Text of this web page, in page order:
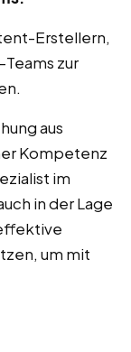
Erstellern,
zur
aus
Kompetenz
im
in der Lage
um mit